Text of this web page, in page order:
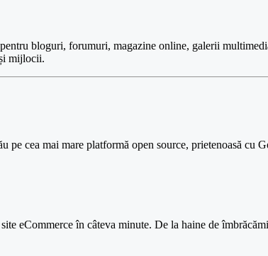
bloguri, forumuri, magazine online, galerii
mijlocii.
pe cea mai mare platformă open source, prietenoasă cu
eCommerce în câteva minute. De la haine de